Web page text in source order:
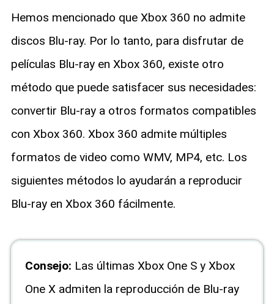
Hemos mencionado que Xbox 360 no admite
discos Blu-ray. Por lo tanto, para disfrutar de
películas Blu-ray en Xbox 360, existe otro
método que puede satisfacer sus necesidades:
convertir Blu-ray a otros formatos compatibles
con Xbox 360. Xbox 360 admite múltiples
formatos de video como WMV, MP4, etc. Los
siguientes métodos lo ayudarán a reproducir
Blu-ray en Xbox 360 fácilmente.
Consejo: Las últimas Xbox One S y Xbox
One X admiten la reproducción de Blu-ray